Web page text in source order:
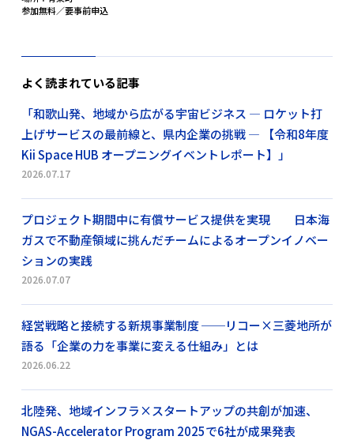
参加無料／要事前申込
よく読まれている記事
「和歌山発、地域から広がる宇宙ビジネス ― ロケット打
上げサービスの最前線と、県内企業の挑戦 ― 【令和8年度
Kii Space HUB オープニングイベントレポート】」
2026.07.17
プロジェクト期間中に有償サービス提供を実現 日本海
ガスで不動産領域に挑んだチームによるオープンイノベー
ションの実践
2026.07.07
経営戦略と接続する新規事業制度 ──リコー×三菱地所が
語る「企業の力を事業に変える仕組み」とは
2026.06.22
北陸発、地域インフラ×スタートアップの共創が加速、
NGAS-Accelerator Program 2025で6社が成果発表